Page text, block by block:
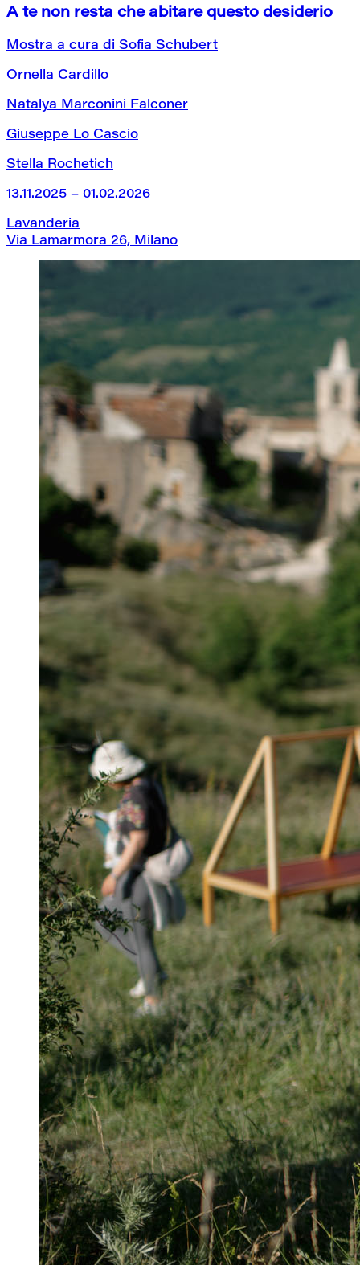
A te non resta che abitare questo desiderio
Mostra a cura di Sofia Schubert
Ornella Cardillo
Natalya Marconini Falconer
Giuseppe Lo Cascio
Stella Rochetich
13.11.2025 – 01.02.2026
Lavanderia
Via Lamarmora 26, Milano